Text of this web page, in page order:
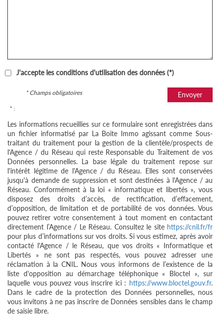
J'accepte les conditions d'utilisation des données (*)
Envoyer
* Champs obligatoires
* :
Les informations recueillies sur ce formulaire sont enregistrées dans
un fichier informatisé par La Boite Immo agissant comme Sous-
traitant du traitement pour la gestion de la clientèle/prospects de
l'Agence / du Réseau qui reste Responsable du Traitement de vos
Données personnelles. La base légale du traitement repose sur
l'intérêt légitime de l'Agence / du Réseau. Elles sont conservées
jusqu'à demande de suppression et sont destinées à l'Agence / au
Réseau. Conformément à la loi « informatique et libertés », vous
disposez des droits d’accès, de rectification, d’effacement,
d’opposition, de limitation et de portabilité de vos données. Vous
pouvez retirer votre consentement à tout moment en contactant
directement l’Agence / Le Réseau. Consultez le site https://cnil.fr/fr
pour plus d’informations sur vos droits. Si vous estimez, après avoir
contacté l'Agence / le Réseau, que vos droits « Informatique et
Libertés » ne sont pas respectés, vous pouvez adresser une
réclamation à la CNIL. Nous vous informons de l’existence de la
liste d'opposition au démarchage téléphonique « Bloctel », sur
laquelle vous pouvez vous inscrire ici : https://www.bloctel.gouv.fr.
Dans le cadre de la protection des Données personnelles, nous
vous invitons à ne pas inscrire de Données sensibles dans le champ
de saisie libre.